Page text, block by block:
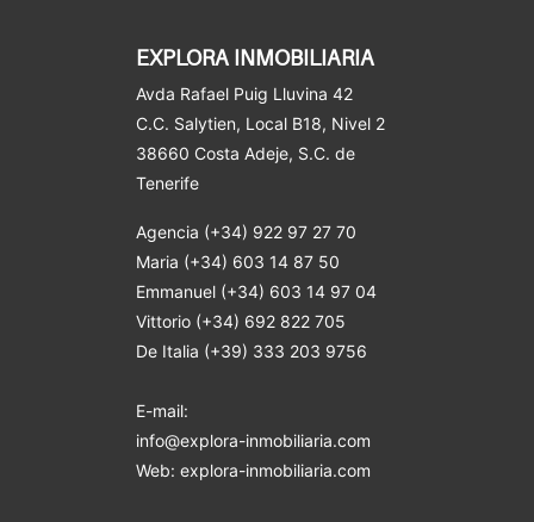
EXPLORA INMOBILIARIA
Avda Rafael Puig Lluvina 42
C.C. Salytien, Local B18, Nivel 2
38660 Costa Adeje, S.C. de
Tenerife
Agencia (+34) 922 97 27 70
Maria (+34) 603 14 87 50
Emmanuel (+34) 603 14 97 04
Vittorio (+34) 692 822 705
De Italia (+39) 333 203 9756
E-mail:
info@explora-inmobiliaria.com
Web: explora-inmobiliaria.com